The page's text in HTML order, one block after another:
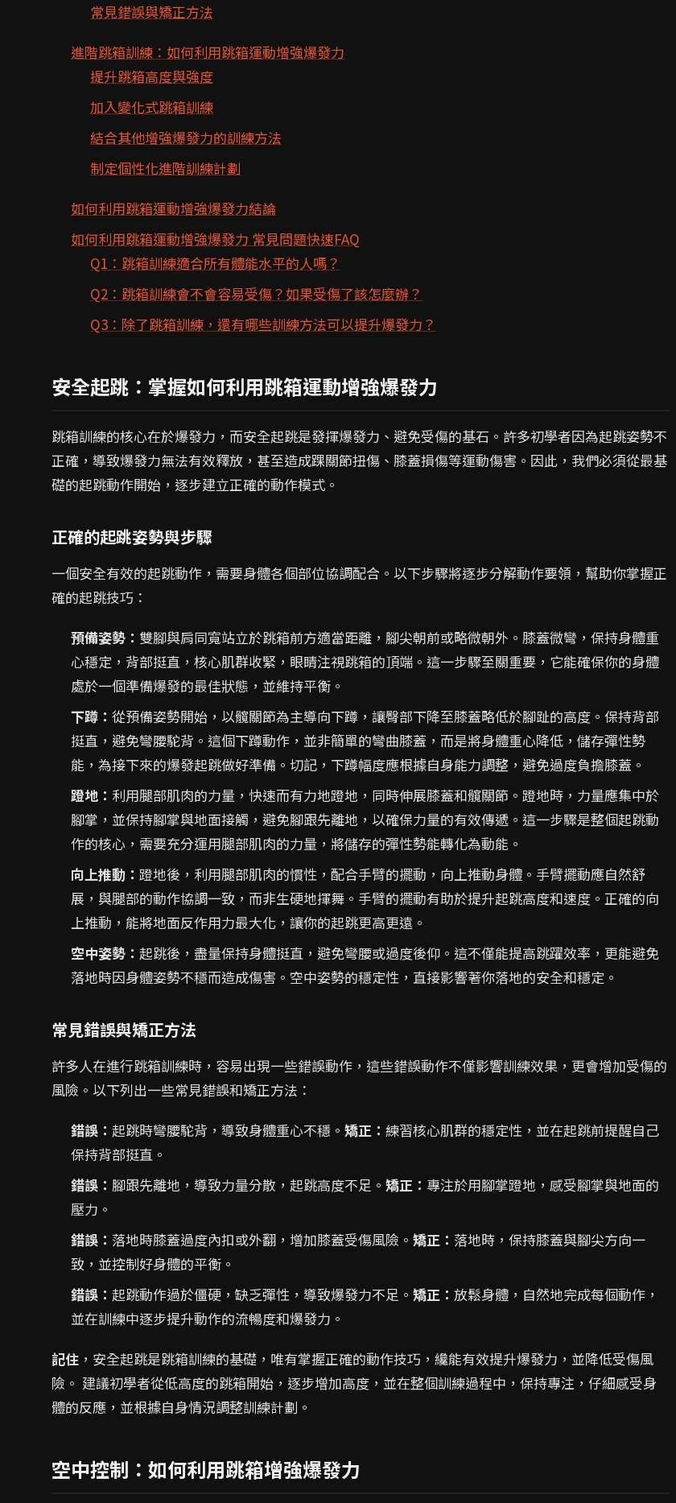
常見錯誤與矯正方法
進階跳箱訓練：如何利用跳箱運動增強爆發力
提升跳箱高度與強度
加入變化式跳箱訓練
結合其他增強爆發力的訓練方法
制定個性化進階訓練計劃
如何利用跳箱運動增強爆發力結論
如何利用跳箱運動增強爆發力 常見問題快速FAQ
Q1：跳箱訓練適合所有體能水平的人嗎？
Q2：跳箱訓練會不會容易受傷？如果受傷了該怎麼辦？
Q3：除了跳箱訓練，還有哪些訓練方法可以提升爆發力？
安全起跳：掌握如何利用跳箱運動增強爆發力
跳箱訓練的核心在於爆發力，而安全起跳是發揮爆發力、避免受傷的基石。許多初學者因為起跳姿勢不
正確，導致爆發力無法有效釋放，甚至造成踝關節扭傷、膝蓋損傷等運動傷害。因此，我們必須從最基
礎的起跳動作開始，逐步建立正確的動作模式。
正確的起跳姿勢與步驟
一個安全有效的起跳動作，需要身體各個部位協調配合。以下步驟將逐步分解動作要領，幫助你掌握正
確的起跳技巧：
預備姿勢： 雙腳與肩同寬站立於跳箱前方適當距離，腳尖朝前或略微朝外。膝蓋微彎，保持身體重
心穩定，背部挺直，核心肌群收緊，眼睛注視跳箱的頂端。這一步驟至關重要，它能確保你的身體
處於一個準備爆發的最佳狀態，並維持平衡。
下蹲： 從預備姿勢開始，以髖關節為主導向下蹲，讓臀部下降至膝蓋略低於腳趾的高度。保持背部
挺直，避免彎腰駝背。這個下蹲動作，並非簡單的彎曲膝蓋，而是將身體重心降低，儲存彈性勢
能，為接下來的爆發起跳做好準備。切記，下蹲幅度應根據自身能力調整，避免過度負擔膝蓋。
蹬地： 利用腿部肌肉的力量，快速而有力地蹬地，同時伸展膝蓋和髖關節。蹬地時，力量應集中於
腳掌，並保持腳掌與地面接觸，避免腳跟先離地，以確保力量的有效傳遞。這一步驟是整個起跳動
作的核心，需要充分運用腿部肌肉的力量，將儲存的彈性勢能轉化為動能。
向上推動： 蹬地後，利用腿部肌肉的慣性，配合手臂的擺動，向上推動身體。手臂擺動應自然舒
展，與腿部的動作協調一致，而非生硬地揮舞。手臂的擺動有助於提升起跳高度和速度。正確的向
上推動，能將地面反作用力最大化，讓你的起跳更高更遠。
空中姿勢： 起跳後，盡量保持身體挺直，避免彎腰或過度後仰。這不僅能提高跳躍效率，更能避免
落地時因身體姿勢不穩而造成傷害。空中姿勢的穩定性，直接影響著你落地的安全和穩定。
常見錯誤與矯正方法
許多人在進行跳箱訓練時，容易出現一些錯誤動作，這些錯誤動作不僅影響訓練效果，更會增加受傷的
風險。以下列出一些常見錯誤和矯正方法：
錯誤： 起跳時彎腰駝背，導致身體重心不穩。 矯正： 練習核心肌群的穩定性，並在起跳前提醒自己
保持背部挺直。
錯誤： 腳跟先離地，導致力量分散，起跳高度不足。 矯正： 專注於用腳掌蹬地，感受腳掌與地面的
壓力。
錯誤： 落地時膝蓋過度內扣或外翻，增加膝蓋受傷風險。 矯正： 落地時，保持膝蓋與腳尖方向一
致，並控制好身體的平衡。
錯誤： 起跳動作過於僵硬，缺乏彈性，導致爆發力不足。 矯正： 放鬆身體，自然地完成每個動作，
並在訓練中逐步提升動作的流暢度和爆發力。
記住 ，安全起跳是跳箱訓練的基礎，唯有掌握正確的動作技巧，纔能有效提升爆發力，並降低受傷風
險。 建議初學者從低高度的跳箱開始，逐步增加高度，並在整個訓練過程中，保持專注，仔細感受身
體的反應，並根據自身情況調整訓練計劃。
空中控制：如何利用跳箱增強爆發力